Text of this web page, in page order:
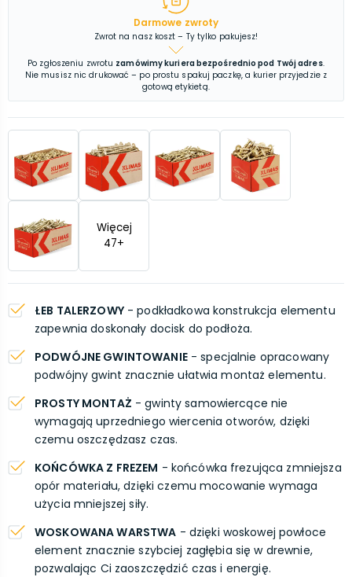
Darmowe zwroty
Zwrot na nasz koszt – Ty tylko pakujesz!
Po zgłoszeniu zwrotu zamówimy kuriera bezpośrednio pod Twój adres.
Nie musisz nic drukować – po prostu spakuj paczkę, a kurier przyjedzie z
gotową etykietą.
Więcej
47+
ŁEB TALERZOWY- podkładkowa konstrukcja elementu
zapewnia doskonały docisk do podłoża.
PODWÓJNE GWINTOWANIE- specjalnie opracowany
podwójny gwint znacznie ułatwia montaż elementu.
PROSTY MONTAŻ - gwinty samowiercące nie
wymagają uprzedniego wiercenia otworów, dzięki
czemu oszczędzasz czas.
KOŃCÓWKA Z FREZEM - końcówka frezująca zmniejsza
opór materiału, dzięki czemu mocowanie wymaga
użycia mniejszej siły.
WOSKOWANA WARSTWA - dzięki woskowej powłoce
element znacznie szybciej zagłębia się w drewnie,
pozwalając Ci zaoszczędzić czas i energię.